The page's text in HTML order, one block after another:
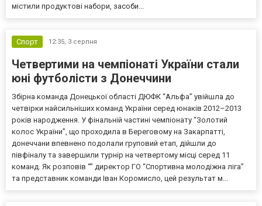
містили продуктові набори, засоби...
Спорт 12:35, 3 серпня
Четвертими на чемпіонаті України стали
юні футболісти з Донеччини
Збірна команда Донецької області ДЮФК “Альфа” увійшла до
четвірки найсильніших команд України серед юнаків 2012–2013
років народження. У фінальній частині чемпіонату “Золотий
колос України”, що проходила в Береговому на Закарпатті,
донеччани впевнено подолали груповий етап, дійшли до
півфіналу та завершили турнір на четвертому місці серед 11
команд. Як розповів “” директор ГО “Спортивна молодіжна ліга”
та представник команди Іван Коромисло, цей результат м...